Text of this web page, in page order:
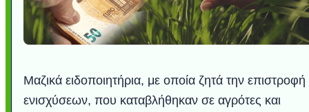
Μαζικά ειδοποιητήρια, με οποία ζητά την επιστροφή
ενισχύσεων, που καταβλήθηκαν σε αγρότες και